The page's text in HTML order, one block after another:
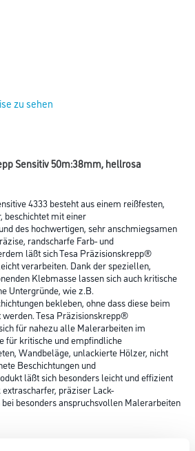
zu sehen
Sensitiv 50m:38mm, hellrosa
4333 besteht aus einem reißfesten,
beschichtet mit einer
des hochwertigen, sehr anschmiegsamen
randscharfe Farb- und
läßt sich Tesa Präzisionskrepp®
verarbeiten. Dank der speziellen,
Klebmasse lassen sich auch kritische
Untergründe, wie z.B.
bekleben, ohne dass diese beim
Tesa Präzisionskrepp®
für nahezu alle Malerarbeiten im
für kritische und empfindliche
Wandbeläge, unlackierte Hölzer, nicht
Beschichtungen und
läßt sich besonders leicht und effizient
präziser Lack-
besonders anspruchsvollen Malerarbeiten